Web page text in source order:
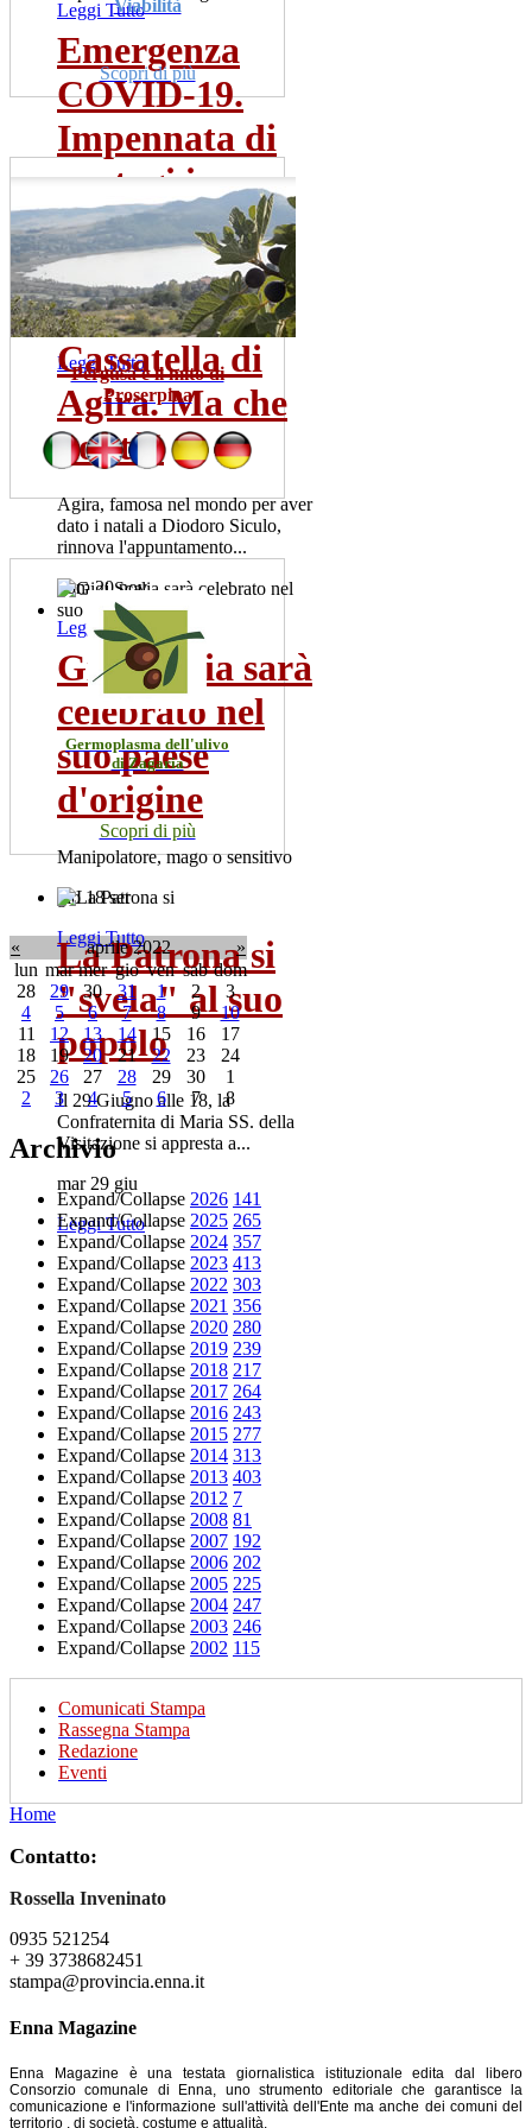
Leggi Tutto
Emergenza
COVID-19.
Impennata di
contagi in...
Sono una trentina gia' i tamponi
risultati positivi. La meta' dei
pazienti ricoverata...
mer 22 lug
Leggi Tutto
Cassatella di
Agira. Ma che
bontà!
Agira, famosa nel mondo per aver
dato i natali a Diodoro Siculo,
rinnova l'appuntamento...
dom 20 nov
Leggi Tutto
Gigi Scalia sarà
celebrato nel
suo paese
d'origine
Manipolatore, mago o sensitivo
gio 18 set
Leggi Tutto
La Patrona si
"svela" al suo
popolo
Il 29 Giugno alle 18, la
Confraternita di Maria SS. della
Visitazione si appresta a...
mar 29 giu
Leggi Tutto
Viabilità
Scopri di più
Pergusa e il mito di
Proserpina
Germoplasma dell'ulivo
di Zagaria
Scopri di più
« aprile 2022
»
lun mar mer gio ven sab dom
28
29 30 31 1 2
3
4
5 6 7 8 9
10
11
12 13 14 15 16
17
18
19 20 21 22 23
24
25
26 27 28 29 30
1
2
3 4 5 6 7 8
Archivio
Expand/Collapse 2026 141
Expand/Collapse 2025 265
Expand/Collapse 2024 357
Expand/Collapse 2023 413
Expand/Collapse 2022 303
Expand/Collapse 2021 356
Expand/Collapse 2020 280
Expand/Collapse 2019 239
Expand/Collapse 2018 217
Expand/Collapse 2017 264
Expand/Collapse 2016 243
Expand/Collapse 2015 277
Expand/Collapse 2014 313
Expand/Collapse 2013 403
Expand/Collapse 2012 7
Expand/Collapse 2008 81
Expand/Collapse 2007 192
Expand/Collapse 2006 202
Expand/Collapse 2005 225
Expand/Collapse 2004 247
Expand/Collapse 2003 246
Expand/Collapse 2002 115
Comunicati Stampa
Rassegna Stampa
Redazione
Eventi
Home
Contatto:
Rossella Inveninato
0935 521254
+ 39 3738682451
stampa@provincia.enna.it
Enna Magazine
Enna Magazine è una testata giornalistica istituzionale edita dal libero
Consorzio comunale di Enna, uno strumento editoriale che garantisce la
comunicazione e l'informazione sull'attività dell'Ente ma anche dei comuni del
territorio , di società, costume e attualità.